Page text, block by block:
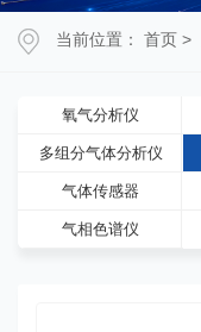
当前位置： 首页 >
氧气分析仪
多组分气体分析仪
气体传感器
气相色谱仪